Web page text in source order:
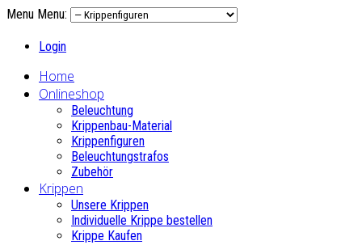
Menu Menu:
Login
Home
Onlineshop
Beleuchtung
Krippenbau-Material
Krippenfiguren
Beleuchtungstrafos
Zubehör
Krippen
Unsere Krippen
Individuelle Krippe bestellen
Krippe Kaufen